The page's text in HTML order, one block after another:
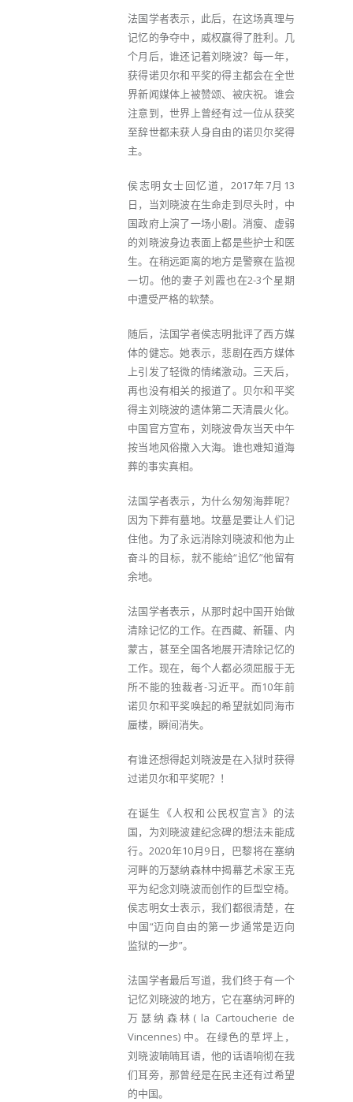
法国学者表示，此后，在这场真理与
记忆的争夺中，威权赢得了胜利。几
个月后，谁还记着刘晓波？每一年，
获得诺贝尔和平奖的得主都会在全世
界新闻媒体上被赞颂、被庆祝。谁会
注意到，世界上曾经有过一位从获奖
至辞世都未获人身自由的诺贝尔奖得
主。
侯志明女士回忆道，2017年7月13
日，当刘晓波在生命走到尽头时，中
国政府上演了一场小剧。消瘦、虚弱
的刘晓波身边表面上都是些护士和医
生。在稍远距离的地方是警察在监视
一切。他的妻子刘霞也在2-3个星期
中遭受严格的软禁。
随后，法国学者侯志明批评了西方媒
体的健忘。她表示，悲剧在西方媒体
上引发了轻微的情绪激动。三天后，
再也没有相关的报道了。贝尔和平奖
得主刘晓波的遗体第二天清晨火化。
中国官方宣布，刘晓波骨灰当天中午
按当地风俗撒入大海。谁也难知道海
葬的事实真相。
法国学者表示，为什么匆匆海葬呢？
因为下葬有墓地。坟墓是要让人们记
住他。为了永远消除刘晓波和他为止
奋斗的目标，就不能给“追忆”他留有
余地。
法国学者表示，从那时起中国开始做
清除记忆的工作。在西藏、新疆、内
蒙古，甚至全国各地展开清除记忆的
工作。现在，每个人都必须屈服于无
所不能的独裁者-习近平。而10年前
诺贝尔和平奖唤起的希望就如同海市
蜃楼，瞬间消失。
有谁还想得起刘晓波是在入狱时获得
过诺贝尔和平奖呢？！
在诞生《人权和公民权宣言》的法
国，为刘晓波建纪念碑的想法未能成
行。2020年10月9日，巴黎将在塞纳
河畔的万瑟纳森林中揭幕艺术家王克
平为纪念刘晓波而创作的巨型空椅。
侯志明女士表示，我们都很清楚，在
中国“迈向自由的第一步通常是迈向
监狱的一步”。
法国学者最后写道，我们终于有一个
记忆刘晓波的地方，它在塞纳河畔的
万瑟纳森林( la Cartoucherie de
Vincennes) 中。在绿色的草坪上，
刘晓波喃喃耳语，他的话语响彻在我
们耳旁，那曾经是在民主还有过希望
的中国。